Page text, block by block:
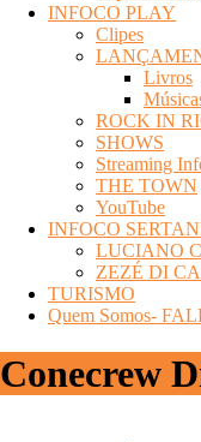
INFOCO PLAY
Clipes
Livros
ROCK IN
SHOWS
Streaming
THE TOWN
YouTube
INFOCO
LUCIANO
ZEZÉ DI
TURISMO
Quem Somos-
Conecrew